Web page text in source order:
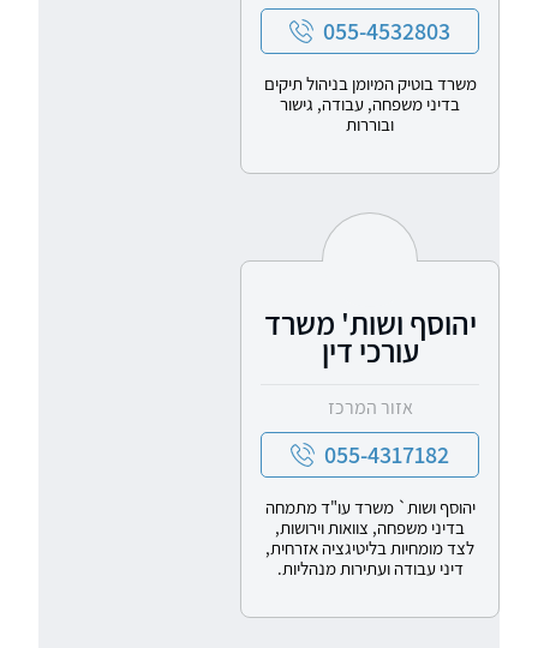
055-4532803
משרד בוטיק המיומן בניהול תיקים
בדיני משפחה, עבודה, גישור
ובוררות
יהוסף ושות' משרד
עורכי דין
אזור המרכז
055-4317182
יהוסף ושות` משרד עו"ד מתמחה
בדיני משפחה, צוואות וירושות,
לצד מומחיות בליטיגציה אזרחית,
דיני עבודה ועתירות מנהליות.